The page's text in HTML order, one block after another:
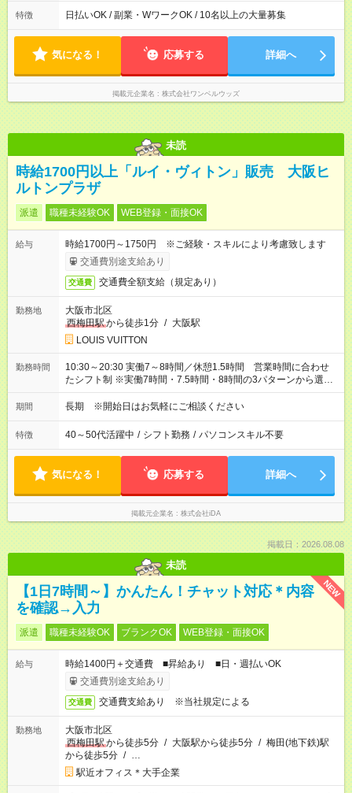
特徴 日払いOK / 副業・WワークOK / 10名以上の大量募集
気になる！ 応募する 詳細へ
掲載元企業名 株式会社ワンベルウッズ
未読
時給1700円以上「ルイ・ヴィトン」販売 大阪ヒ
ルトンプラザ
派遣 職種未経験OK WEB登録・面接OK
給与
時給1700円～1750円 ※ご経験・スキルにより考慮致します
交通費別途支給あり
交通費 交通費全額支給（規定あり）
勤務地
大阪市北区
西梅田駅から徒歩1分 / 大阪駅
LOUIS VUITTON
勤務時間
10:30～20:30 実働7～8時間／休憩1.5時間 営業時間に合わせ
たシフト制 ※実働7時間・7.5時間・8時間の3パターンから選択
可能
期間 長期 ※開始日はお気軽にご相談ください
特徴 40～50代活躍中 / シフト勤務 / パソコンスキル不要
気になる！ 応募する 詳細へ
掲載元企業名 株式会社iDA
掲載日：2026.08.08
未読
NEW
【1日7時間～】かんたん！チャット対応＊内容
を確認→入力
派遣 職種未経験OK ブランクOK WEB登録・面接OK
給与
時給1400円＋交通費 ■昇給あり ■日・週払いOK
交通費別途支給あり
交通費 交通費支給あり ※当社規定による
勤務地
大阪市北区
西梅田駅から徒歩5分 / 大阪駅から徒歩5分 / 梅田(地下鉄)駅
から徒歩5分 / …
駅近オフィス＊大手企業